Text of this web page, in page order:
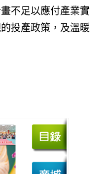
不足以應付產業實
投產政策，及溫暖